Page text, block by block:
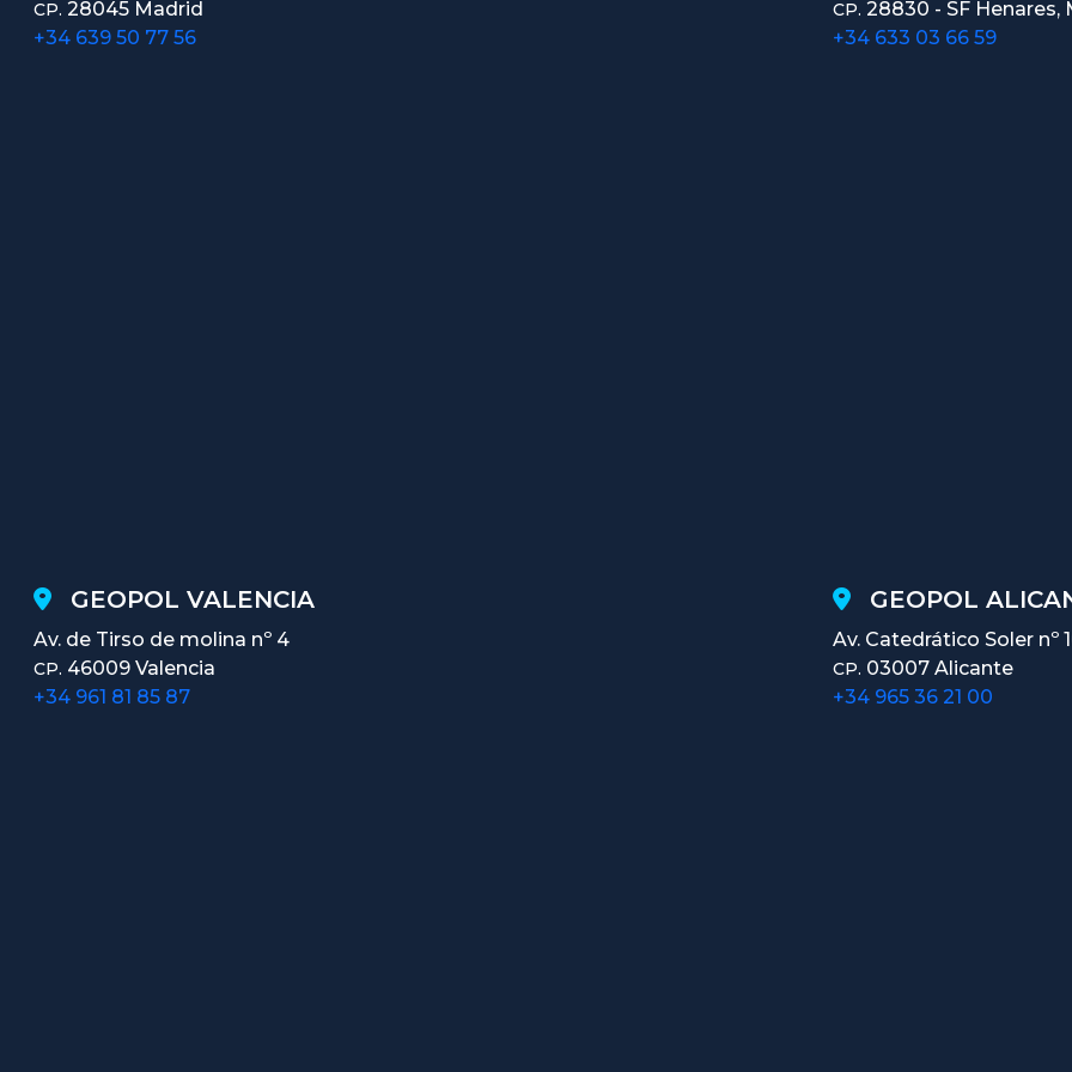
CP. 28045 Madrid
+34 639 50 77 56
CP. 28830 - SF Henares,
+34 633 03 66 59
GEOPOL VALENCIA
Av. de Tirso de molina nº 4
CP. 46009 Valencia
+34 961 81 85 87
GEOPOL
Av. Catedrático Soler nº
CP. 03007 Alicante
+34 965 36 21 00